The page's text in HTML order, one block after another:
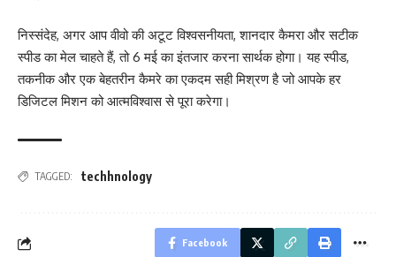
निस्संदेह, अगर आप वीवो की अटूट विश्वसनीयता, शानदार कैमरा और सटीक
स्पीड का मेल चाहते हैं, तो 6 मई का इंतजार करना सार्थक होगा। यह स्पीड,
तकनीक और एक बेहतरीन कैमरे का एकदम सही मिश्रण है जो आपके हर
डिजिटल मिशन को आत्मविश्वास से पूरा करेगा।
TAGGED: techhnology
Facebook